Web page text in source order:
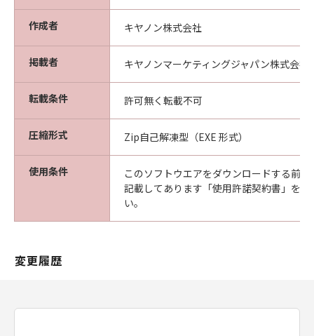
作成者 キヤノン株式会社
掲載者 キヤノンマーケティングジャパン株式会社
転載条件 許可無く転載不可
圧縮形式 Zip自己解凍型（EXE 形式）
使用条件
このソフトウエアをダウンロードする前
記載してあります「使用許諾契約書」を
い。
変更履歴